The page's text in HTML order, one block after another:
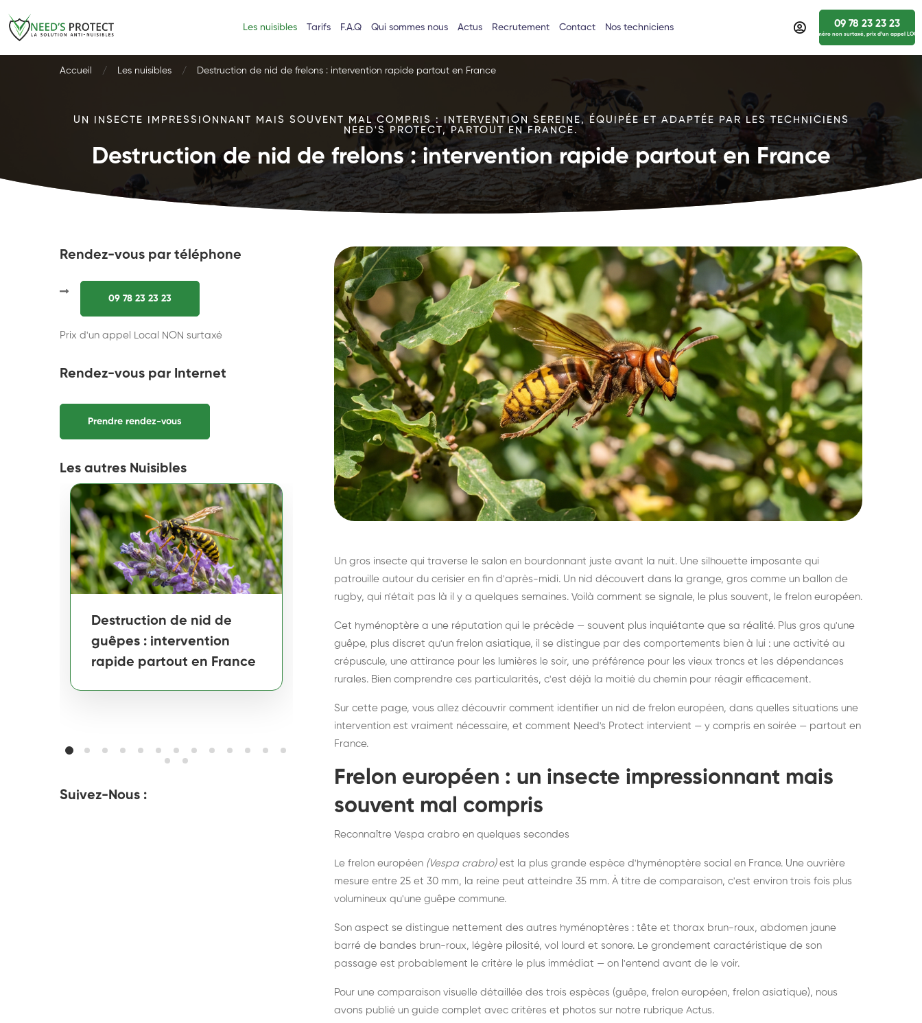
Les nuisibles Tarifs F.A.Q Qui sommes nous Actus Recrutement Contact Nos techniciens 09 78 23 23 23
numéro non surtaxé, prix d’un appel
Accueil Les nuisibles Destruction de nid de frelons : intervention rapide partout en France
UN INSECTE IMPRESSIONNANT MAIS SOUVENT MAL COMPRIS : INTERVENTION SEREINE, ÉQUIPÉE ET ADAPTÉE PAR LES TECHNICIENS
NEED'S PROTECT, PARTOUT EN FRANCE.
Destruction de nid de frelons : intervention rapide partout en France
Rendez-vous par téléphone
09 78 23 23 23
Prix d'un appel Local NON surtaxé
Rendez-vous par Internet
Prendre rendez-vous
Les autres Nuisibles
Destruction de nid de
guêpes : intervention
rapide partout en France
Destruction de nid de
frelons asiatiques :
intervention partout en
France
Dératisation : éliminer
durablement rats et
souris, partout en France
Suivez-Nous :
Un gros insecte qui traverse le salon en bourdonnant juste avant la nuit. Une silhouette imposante qui
patrouille autour du cerisier en fin d'après-midi. Un nid découvert dans la grange, gros comme un ballon de
rugby, qui n'était pas là il y a quelques semaines. Voilà comment se signale, le plus souvent, le frelon européen.
Cet hyménoptère a une réputation qui le précède — souvent plus inquiétante que sa réalité. Plus gros qu'une
guêpe, plus discret qu'un frelon asiatique, il se distingue par des comportements bien à lui : une activité au
crépuscule, une attirance pour les lumières le soir, une préférence pour les vieux troncs et les dépendances
rurales. Bien comprendre ces particularités, c'est déjà la moitié du chemin pour réagir efficacement.
Sur cette page, vous allez découvrir comment identifier un nid de frelon européen, dans quelles situations une
intervention est vraiment nécessaire, et comment Need's Protect intervient — y compris en soirée — partout en
France.
Frelon européen : un insecte impressionnant mais
souvent mal compris
Reconnaître Vespa crabro en quelques secondes
Le frelon européen (Vespa crabro)est la plus grande espèce d'hyménoptère social en France. Une ouvrière
mesure entre 25 et 30 mm, la reine peut atteindre 35 mm. À titre de comparaison, c'est environ trois fois plus
volumineux qu'une guêpe commune.
Son aspect se distingue nettement des autres hyménoptères : tête et thorax brun-roux, abdomen jaune
barré de bandes brun-roux, légère pilosité, vol lourd et sonore. Le grondement caractéristique de son
passage est probablement le critère le plus immédiat — on l'entend avant de le voir.
Pour une comparaison visuelle détaillée des trois espèces (guêpe, frelon européen, frelon asiatique), nous
avons publié un guide complet avec critères et photos sur notre rubrique Actus.